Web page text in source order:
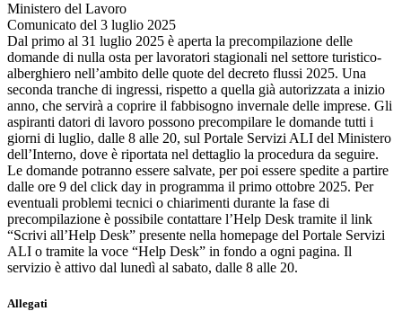
Ministero del Lavoro
Comunicato del 3 luglio 2025
Dal primo al 31 luglio 2025 è aperta la precompilazione delle
domande di nulla osta per lavoratori stagionali nel settore turistico-
alberghiero nell’ambito delle quote del decreto flussi 2025. Una
seconda tranche di ingressi, rispetto a quella già autorizzata a inizio
anno, che servirà a coprire il fabbisogno invernale delle imprese. Gli
aspiranti datori di lavoro possono precompilare le domande tutti i
giorni di luglio, dalle 8 alle 20, sul Portale Servizi ALI del Ministero
dell’Interno, dove è riportata nel dettaglio la procedura da seguire.
Le domande potranno essere salvate, per poi essere spedite a partire
dalle ore 9 del click day in programma il primo ottobre 2025. Per
eventuali problemi tecnici o chiarimenti durante la fase di
precompilazione è possibile contattare l’Help Desk tramite il link
“Scrivi all’Help Desk” presente nella homepage del Portale Servizi
ALI o tramite la voce “Help Desk” in fondo a ogni pagina. Il
servizio è attivo dal lunedì al sabato, dalle 8 alle 20.
Allegati